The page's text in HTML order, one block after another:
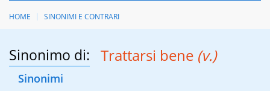
HOME SINONIMI E CONTRARI
Sinonimo di: Trattarsi bene (v.)
Sinonimi